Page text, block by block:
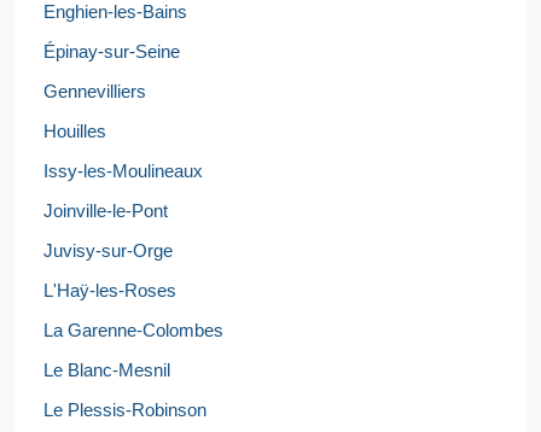
Enghien-les-Bains
Épinay-sur-Seine
Gennevilliers
Houilles
Issy-les-Moulineaux
Joinville-le-Pont
Juvisy-sur-Orge
L'Haÿ-les-Roses
La Garenne-Colombes
Le Blanc-Mesnil
Le Plessis-Robinson